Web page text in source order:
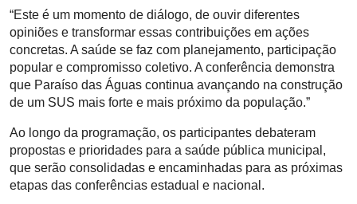
“Este é um momento de diálogo, de ouvir diferentes
opiniões e transformar essas contribuições em ações
concretas. A saúde se faz com planejamento, participação
popular e compromisso coletivo. A conferência demonstra
que Paraíso das Águas continua avançando na construção
de um SUS mais forte e mais próximo da população.”
Ao longo da programação, os participantes debateram
propostas e prioridades para a saúde pública municipal,
que serão consolidadas e encaminhadas para as próximas
etapas das conferências estadual e nacional.